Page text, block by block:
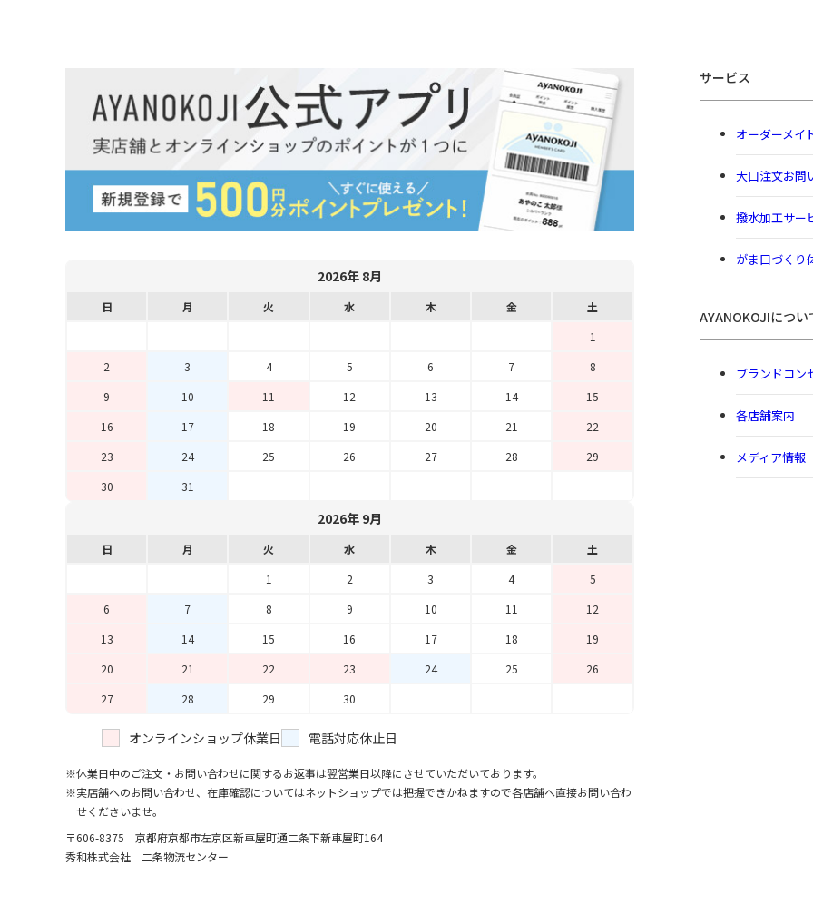
2026年 8月
日 月 火 水 木 金
土
1
2
3 4 5 6 7
8
9
10 11 12 13 14
15
16
17 18 19 20 21
22
23
24 25 26 27 28
29
30
31
2026年 9月
日 月 火 水 木 金
土
1
2 3 4
5
6
7 8 9 10 11
12
13
14 15 16 17 18
19
20
21 22 23 24 25
26
27
28 29 30
オンラインショップ休業日 電話対応休止日
休業日中のご注文・お問い合わせに関するお返事は翌営業日以降にさせていただいております。
実店舗へのお問い合わせ、在庫確認についてはネットショップでは把握できかねますので各店舗へ直接お問い合わ
せくださいませ。
〒606-8375 京都府京都市左京区新車屋町通二条下新車屋町164
秀和株式会社 二条物流センター
サービス
オーダーメイ
大口注文お問
撥水加工サー
がま口づくり
AYANOKOJIについ
ブランドコン
各店舗案内
メディア情報